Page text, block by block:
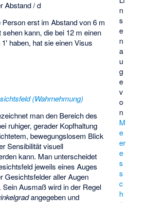
n
s
e
n
a
u
g
e
v
o
n
M
e
er
e
s
s
c
h
Abstand / d
Person erst im Abstand von 6 m
kann, die bei 12 m einen
haben, hat sie einen Visus
(Wahrnehmung)
man den Bereich des
ruhiger, gerader Kopfhaltung
bewegungslosem Blick
Sensibilität visuell
kann. Man unterscheidet
jeweils eines Auges
Gesichtsfelder aller Augen
Ausmaß wird in der Regel
angegeben und